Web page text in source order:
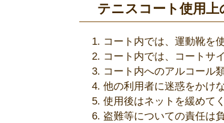
テニスコート使用上
コート内では、運動靴を
コート内では、コートサ
コート内へのアルコール
他の利用者に迷惑をかけ
使用後はネットを緩めて
盗難等についての責任は